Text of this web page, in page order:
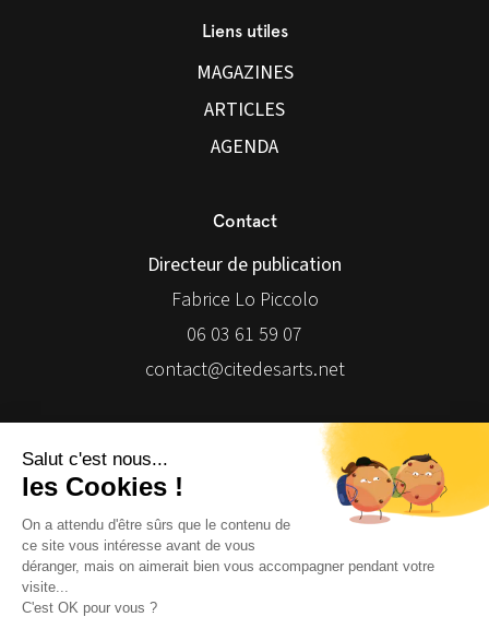
Liens utiles
MAGAZINES
ARTICLES
AGENDA
Contact
Directeur de publication
Fabrice Lo Piccolo
06 03 61 59 07
contact@citedesarts.net